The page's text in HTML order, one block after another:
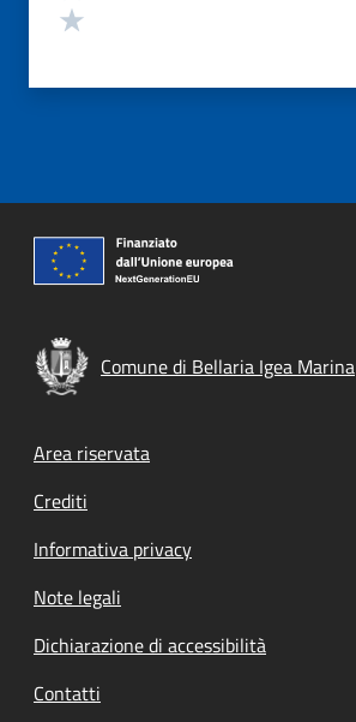
Comune di Bellaria Igea Marina
Footer menu
Area riservata
Crediti
Informativa privacy
Note legali
Dichiarazione di accessibilità
Contatti